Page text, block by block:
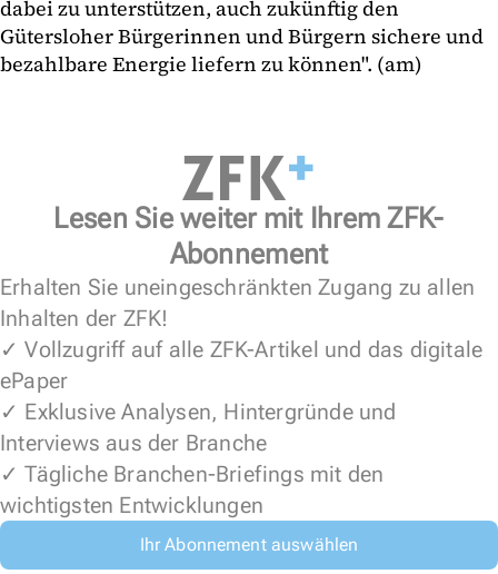
dabei zu unterstützen, auch zukünftig den
Gütersloher Bürgerinnen und Bürgern sichere und
bezahlbare Energie liefern zu können". (am)
Lesen Sie weiter mit Ihrem ZFK-
Abonnement
Erhalten Sie uneingeschränkten Zugang zu allen
Inhalten der ZFK!
✓ Vollzugriff auf alle ZFK-Artikel und das digitale
ePaper
✓ Exklusive Analysen, Hintergründe und
Interviews aus der Branche
✓ Tägliche Branchen-Briefings mit den
wichtigsten Entwicklungen
Ihr Abonnement auswählen